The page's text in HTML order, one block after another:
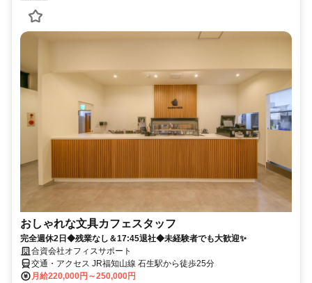
おしゃれな文具カフェスタッフ
完全週休2日◆残業なし＆17:45退社◆未経験者でも大歓迎✨
合資会社オフィスサポート
交通・アクセス JR福知山線 石生駅から徒歩25分
月給220,000円～250,000円